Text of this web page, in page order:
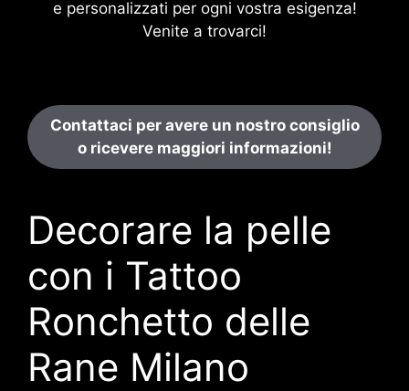
e personalizzati per ogni vostra esigenza!
Venite a trovarci!
Contattaci per avere un nostro consiglio
o ricevere maggiori informazioni!
Decorare la pelle
con i Tattoo
Ronchetto delle
Rane Milano